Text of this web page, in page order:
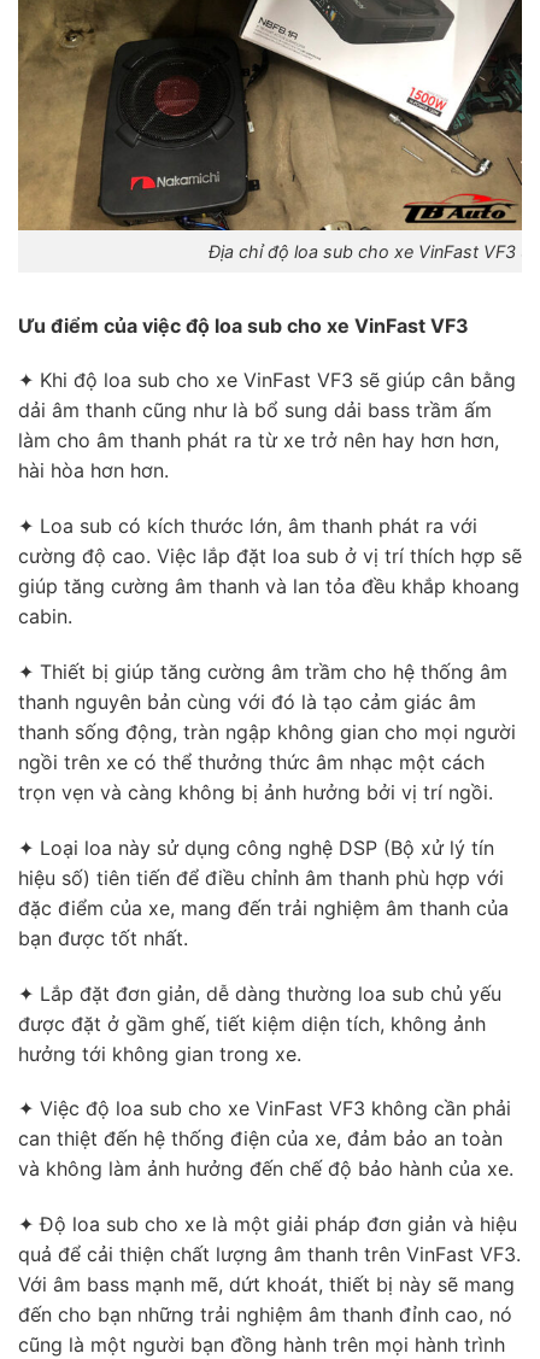
Địa chỉ độ loa sub cho xe VinFast VF3
Ưu điểm của việc độ loa sub cho xe VinFast VF3
✦ Khi độ loa sub cho xe VinFast VF3 sẽ giúp cân bằng
dải âm thanh cũng như là bổ sung dải bass trầm ấm
làm cho âm thanh phát ra từ xe trở nên hay hơn hơn,
hài hòa hơn hơn.
✦ Loa sub có kích thước lớn, âm thanh phát ra với
cường độ cao. Việc lắp đặt loa sub ở vị trí thích hợp sẽ
giúp tăng cường âm thanh và lan tỏa đều khắp khoang
cabin.
✦ Thiết bị giúp tăng cường âm trầm cho hệ thống âm
thanh nguyên bản cùng với đó là tạo cảm giác âm
thanh sống động, tràn ngập không gian cho mọi người
ngồi trên xe có thể thưởng thức âm nhạc một cách
trọn vẹn và càng không bị ảnh hưởng bởi vị trí ngồi.
✦ Loại loa này sử dụng công nghệ DSP (Bộ xử lý tín
hiệu số) tiên tiến để điều chỉnh âm thanh phù hợp với
đặc điểm của xe, mang đến trải nghiệm âm thanh của
bạn được tốt nhất.
✦ Lắp đặt đơn giản, dễ dàng thường loa sub chủ yếu
được đặt ở gầm ghế, tiết kiệm diện tích, không ảnh
hưởng tới không gian trong xe.
✦ Việc độ loa sub cho xe VinFast VF3 không cần phải
can thiệt đến hệ thống điện của xe, đảm bảo an toàn
và không làm ảnh hưởng đến chế độ bảo hành của xe.
✦ Độ loa sub cho xe là một giải pháp đơn giản và hiệu
quả để cải thiện chất lượng âm thanh trên VinFast VF3.
Với âm bass mạnh mẽ, dứt khoát, thiết bị này sẽ mang
đến cho bạn những trải nghiệm âm thanh đỉnh cao, nó
cũng là một người bạn đồng hành trên mọi hành trình